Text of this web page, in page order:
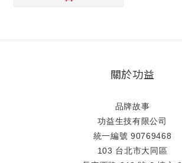
關於功益
品牌故事
功益生技有限公司
統一編號 90769468
103 台北市大同區